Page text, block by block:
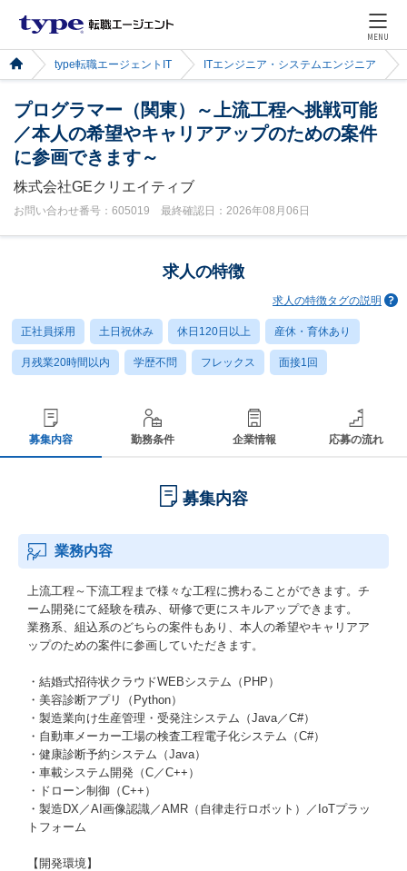
MENU
type転職エージェントIT ITエンジニア・システムエンジニア
プログラマー（関東）～上流工程へ挑戦可能
／本人の希望やキャリアアップのための案件
に参画できます～
株式会社GEクリエイティブ
お問い合わせ番号：605019 最終確認日：2026年08月06日
求人の特徴
求人の特徴タグの説明
正社員採用 土日祝休み 休日120日以上 産休・育休あり
月残業20時間以内 学歴不問 フレックス 面接1回
募集内容 勤務条件 企業情報 応募の流れ
募集内容
業務内容
上流工程～下流工程まで様々な工程に携わることができます。チ
ーム開発にて経験を積み、研修で更にスキルアップできます。
業務系、組込系のどちらの案件もあり、本人の希望やキャリアア
ップのための案件に参画していただきます。
・結婚式招待状クラウドWEBシステム（PHP）
・美容診断アプリ（Python）
・製造業向け生産管理・受発注システム（Java／C#）
・自動車メーカー工場の検査工程電子化システム（C#）
・健康診断予約システム（Java）
・車載システム開発（C／C++）
・ドローン制御（C++）
・製造DX／AI画像認識／AMR（自律走行ロボット）／IoTプラッ
トフォーム
【開発環境】